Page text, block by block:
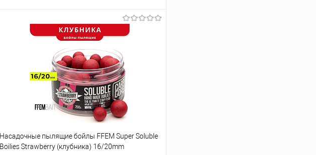
В корзину
Сравнение
В избранное
В наличии
Насадочные пылящие бойлы FFEM Super Soluble
Boilies Strawberry (клубника) 16/20mm